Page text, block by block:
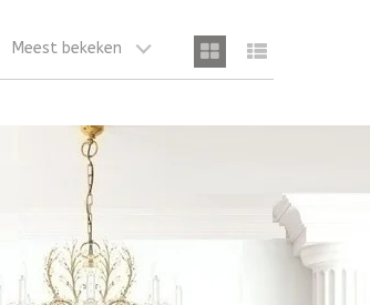
Meest bekeken